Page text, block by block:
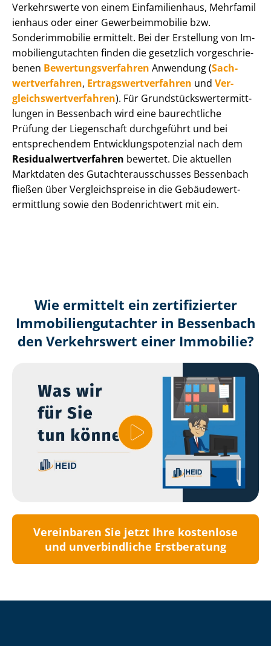
Verkehrswerte von einem Einfamilienhaus, Mehr­fa­mi­l
i­en­haus oder einer Ge­wer­be­im­mo­bi­lie bzw.
Sonderimmobilie ermittelt. Bei der Erstellung von Im­
mo­bi­li­en­gut­ach­ten finden die gesetzlich vor­ge­schrie­
be­nen Be­wer­tungs­ver­fah­ren Anwendung (Sach­
wert­ver­fah­ren, Er­trags­wert­ver­fah­ren und Ver­
gleichs­wert­ver­fah­ren). Für Grund­stücks­wert­ermitt­
lun­gen in Bessenbach wird eine baurechtliche
Prüfung der Liegenschaft durchgeführt und bei
entsprechendem Ent­wick­lungs­po­ten­zi­al nach dem
Re­si­du­al­wert­ver­fah­ren bewertet. Die aktuellen
Marktdaten des Gut­ach­ter­aus­schus­ses Bessenbach
fließen über Ver­gleichs­prei­se in die Ge­bäu­de­wert­
ermitt­lung sowie den Bodenrichtwert mit ein.
Wie ermittelt ein zertifizierter
Immobilien­gutachter in Bessenbach
den Verkehrswert einer Immobilie?
Vereinbaren Sie jetzt Ihre kostenlose
und unverbindliche Erstberatung